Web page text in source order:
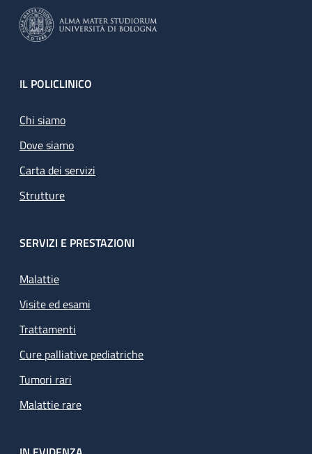
Footer
IL POLICLINICO
Chi siamo
Dove siamo
Carta dei servizi
Strutture
SERVIZI E PRESTAZIONI
Malattie
Visite ed esami
Trattamenti
Cure palliative pediatriche
Tumori rari
Malattie rare